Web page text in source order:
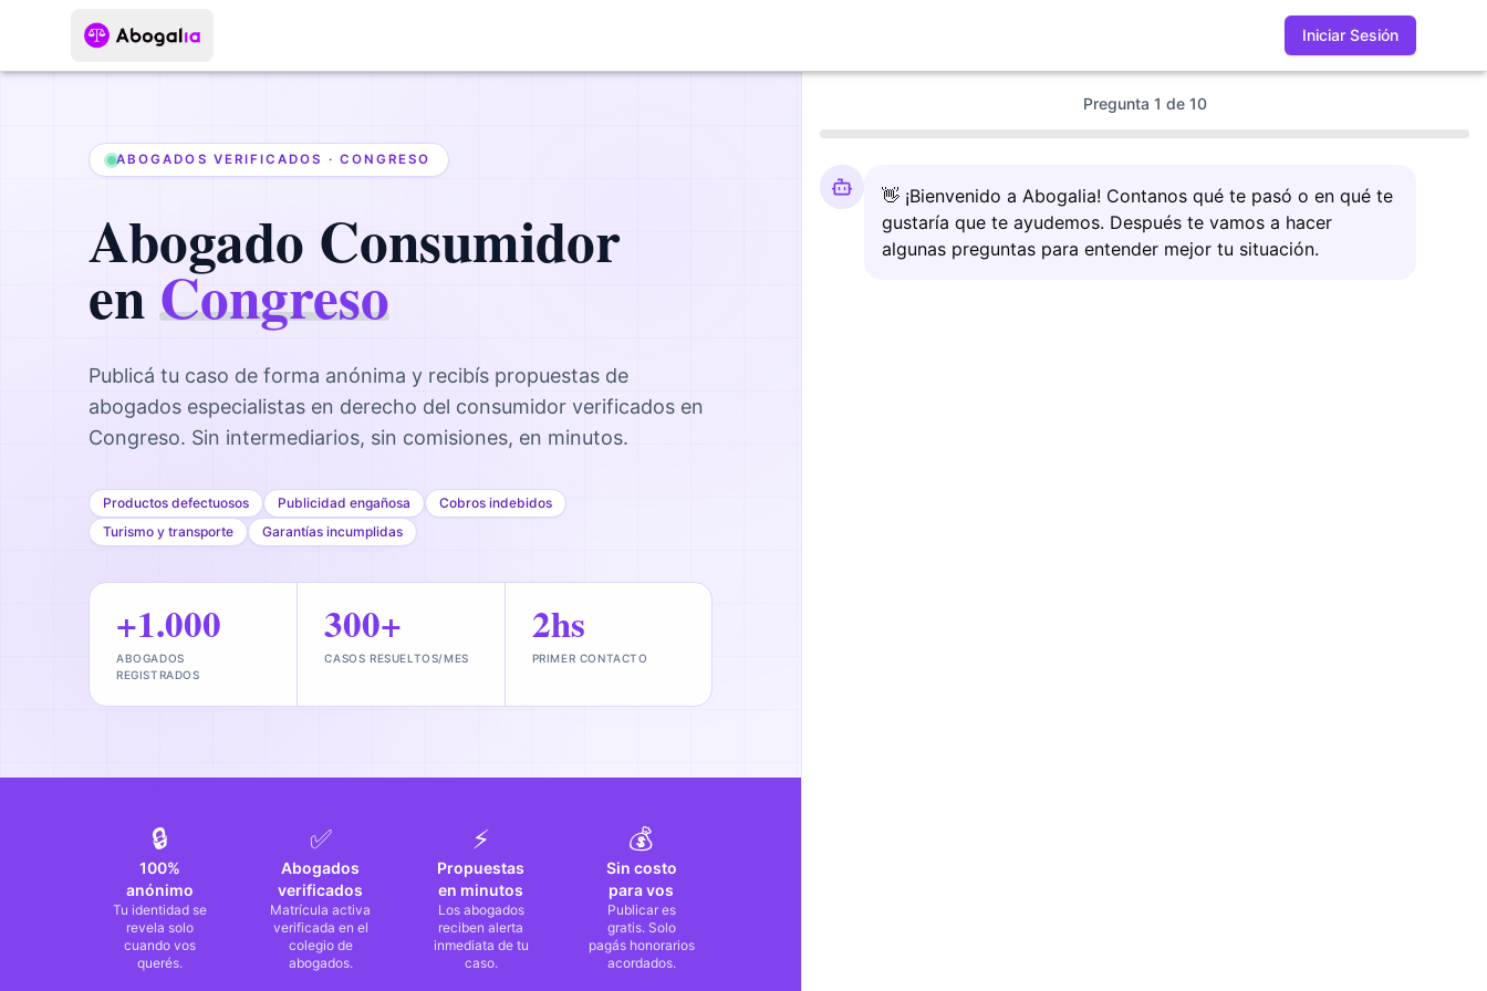
Iniciar Sesión
ABOGADOS VERIFICADOS · CONGRESO
Abogado Consumidor
enCongreso
Publicá tu caso de forma anónima y recibís propuestas de
abogados especialistas en derecho del consumidor verificados en
Congreso. Sin intermediarios, sin comisiones, en minutos.
Productos defectuosos Publicidad engañosa
Cobros indebidos
Turismo y transporte
Garantías incumplidas
+1.000
ABOGADOS
REGISTRADOS
300+
CASOS RESUELTOS/MES
2hs
PRIMER CONTACTO
🔒
100%
anónimo
Tu identidad se
revela solo
cuando vos
querés.
✅
Abogados
verificados
Matrícula activa
verificada en el
colegio de
abogados.
⚡
Propuestas
en minutos
Los abogados
reciben alerta
inmediata de tu
caso.
💰
Sin costo
para vos
Publicar es
gratis. Solo
pagás honorarios
acordados.
Pregunta 1 de 10
👋 ¡Bienvenido a Abogalia! Contanos qué te pasó o en qué te
gustaría que te ayudemos. Después te vamos a hacer
algunas preguntas para entender mejor tu situación.